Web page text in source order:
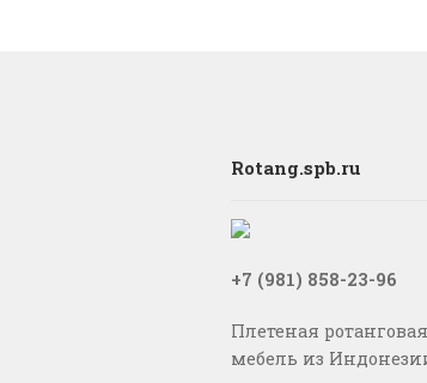
Rotang.spb.ru
+7 (981) 858-23-96
Плетеная ротанговая
мебель из